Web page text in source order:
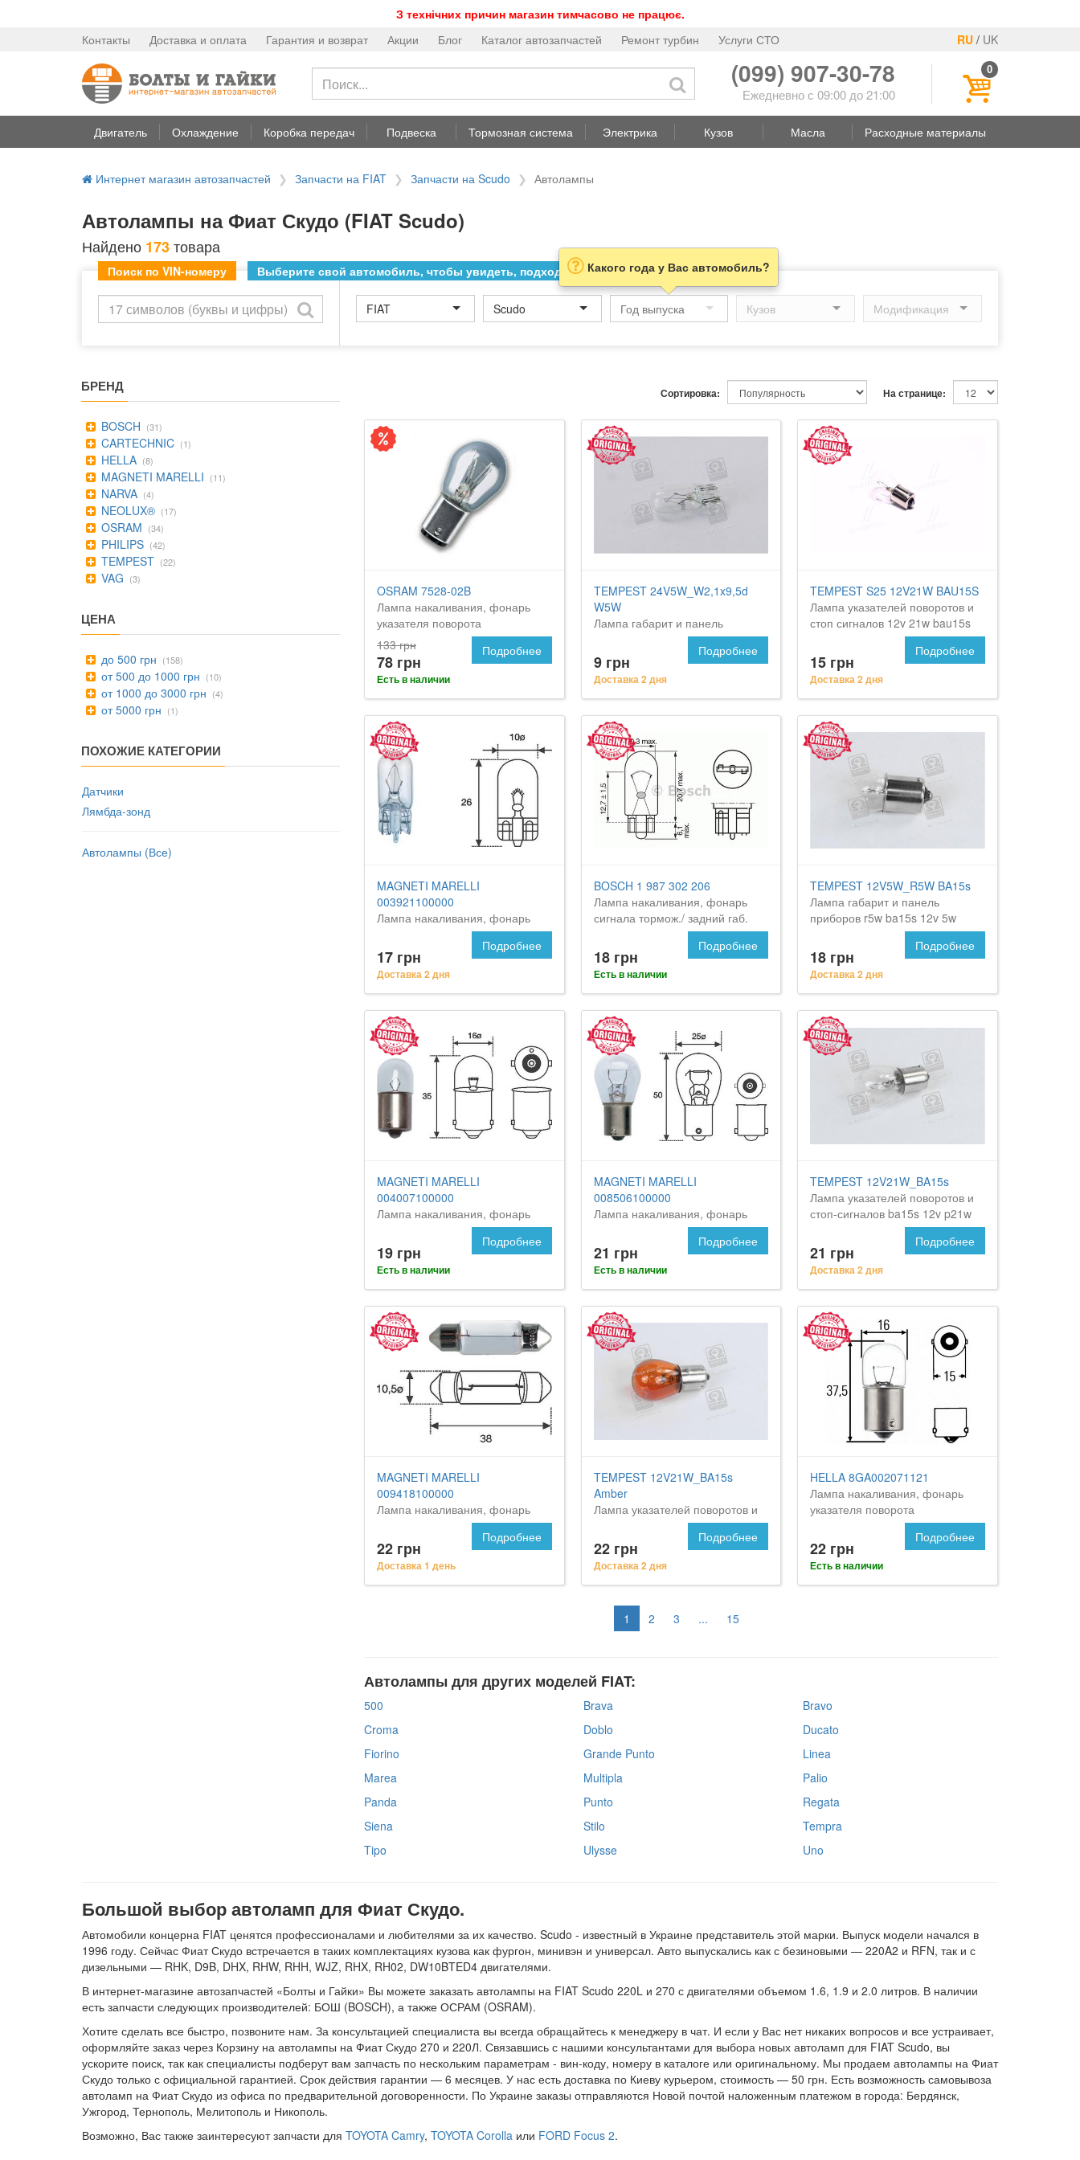
З технічних причин магазин тимчасово не працює.
RU / UK
Контакты Доставка и оплата Гарантия и возврат Акции Блог Каталог автозапчастей Ремонт турбин Услуги СТО
(099) 907-30-78
Ежедневно с 09:00 до 21:00
0
Двигатель Охлаждение Коробка передач Подвеска Тормозная система Электрика Кузов Масла Расходные материалы
Интернет магазин автозапчастей Запчасти на FIAT Запчасти на Scudo Автолампы
Автолампы на Фиат Скудо (FIAT Scudo)
Найдено 173товара
Поиск по VIN-номеру Выберите свой автомобиль, чтобы увидеть, подходит ли товар к нему
FIAT Scudo
Какого года у Вас автомобиль?
БРЕНД
BOSCH (31)
CARTECHNIC (1)
HELLA (8)
MAGNETI MARELLI (11)
NARVA (4)
NEOLUX® (17)
OSRAM (34)
PHILIPS (42)
TEMPEST (22)
VAG (3)
ЦЕНА
до 500 грн (158)
от 500 до 1000 грн (10)
от 1000 до 3000 грн (4)
от 5000 грн (1)
ПОХОЖИЕ КАТЕГОРИИ
Датчики
Лямбда-зонд
Автолампы (Все)
На странице:
Сортировка:
OSRAM 7528-02B
Лампа накаливания, фонарь
указателя поворота
133 грн
78 грн
Есть в наличии
Подробнее
TEMPEST 24V5W_W2,1x9,5d
W5W
Лампа габарит и панель
приборов w2,1x9,5d w5w 24v 5w
<tempest>
9 грн
Доставка 2 дня
Подробнее
TEMPEST S25 12V21W BAU15S
Лампа указателей поворотов и
стоп сигналов 12v 21w bau15s
(смещенный цоколь) <tempest>
15 грн
Доставка 2 дня
Подробнее
MAGNETI MARELLI
003921100000
Лампа накаливания, фонарь
освещения номерного знака
17 грн
Доставка 2 дня
Подробнее
BOSCH 1 987 302 206
Лампа накаливания, фонарь
сигнала тормож./ задний габ.
18 грн
Есть в наличии
Подробнее
TEMPEST 12V5W_R5W BA15s
Лампа габарит и панель
приборов r5w ba15s 12v 5w
18 грн
Доставка 2 дня
Подробнее
MAGNETI MARELLI
004007100000
Лампа накаливания, фонарь
освещения номерного знака
19 грн
Есть в наличии
Подробнее
MAGNETI MARELLI
008506100000
Лампа накаливания, фонарь
указателя поворота
21 грн
Есть в наличии
Подробнее
TEMPEST 12V21W_BA15s
Лампа указателей поворотов и
стоп-сигналов ba15s 12v p21w
21 грн
Доставка 2 дня
Подробнее
MAGNETI MARELLI
009418100000
Лампа накаливания, фонарь
освещения номерного знака
22 грн
Доставка 1 день
Подробнее
TEMPEST 12V21W_BA15s
Amber
Лампа указателей поворотов и
стоп-сигналов оранж. ba15s
amber 12v p21w <tempest>
22 грн
Доставка 2 дня
Подробнее
HELLA 8GA002071121
Лампа накаливания, фонарь
указателя поворота
22 грн
Есть в наличии
Подробнее
1 2 3 ... 15
Автолампы для других моделей FIAT:
500 Brava
Bravo
Croma
Doblo
Ducato
Fiorino
Grande Punto
Linea
Marea
Multipla
Palio
Panda
Punto
Regata
Siena
Stilo
Tempra
Tipo
Ulysse Uno
Большой выбор автоламп для Фиат Скудо.
Автомобили концерна FIAT ценятся профессионалами и любителями за их качество. Scudo - известный в Украине представитель этой марки. Выпуск модели начался в
1996 году. Сейчас Фиат Скудо встречается в таких комплектациях кузова как фургон, минивэн и универсал. Авто выпускались как с безиновыми — 220A2 и RFN, так и с
дизельными — RHK, D9B, DHX, RHW, RHH, WJZ, RHX, RH02, DW10BTED4 двигателями.
В интернет-магазине автозапчастей «Болты и Гайки» Вы можете заказать автолампы на FIAT Scudo 220L и 270 с двигателями объемом 1.6, 1.9 и 2.0 литров. В наличии
есть запчасти следующих производителей: БОШ (BOSCH), а также ОСРАМ (OSRAM).
Хотите сделать все быстро, позвоните нам. За консультацией специалиста вы всегда обращайтесь к менеджеру в чат. И если у Вас нет никаких вопросов и все устраивает,
оформляйте заказ через Корзину на автолампы на Фиат Скудо 270 и 220Л. Связавшись с нашими консультантами для выбора новых автоламп для FIAT Scudo, вы
ускорите поиск, так как специалисты подберут вам запчасть по нескольким параметрам - вин-коду, номеру в каталоге или оригинальному. Мы продаем автолампы на Фиат
Скудо только с официальной гарантией. Срок действия гарантии — 6 месяцев. У нас есть доставка по Киеву курьером, стоимость — 50 грн. Есть возможность самовывоза
автоламп на Фиат Скудо из офиса по предварительной договоренности. По Украине заказы отправляются Новой почтой наложенным платежом в города: Бердянск,
Ужгород, Тернополь, Мелитополь и Никополь.
Возможно, Вас также заинтересуют запчасти для TOYOTA Camry, TOYOTA Corolla или FORD Focus 2.